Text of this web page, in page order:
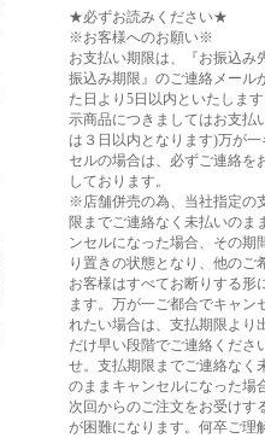
★必ずお読みください★
※お客様へのお願い※
お支払い期限は、『お振込み
振込み期限』のご連絡メール
た日より5日以内といたしま
示商品につきましてはお支払
は３日以内となります)万が一
セルの場合は、必ずご連絡を
しております。
※店舗併売の為、当社指定の
限までご連絡なく未払いのま
ンセルになった場合、その期
り置きの状態となり、他のご
お客様はすべてお断りする形
ます。万が一ご都合でキャン
れたい場合は、支払期限より
だけ早い段階でご連絡くださ
せ。支払期限までご連絡なく
のままキャンセルになった場
次回からのご注文をお受けす
が困難になります。何卒ご理